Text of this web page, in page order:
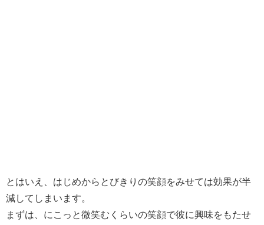
とはいえ、はじめからとびきりの笑顔をみせては効果が半
減してしまいます。
まずは、にこっと微笑むくらいの笑顔で彼に興味をもたせ